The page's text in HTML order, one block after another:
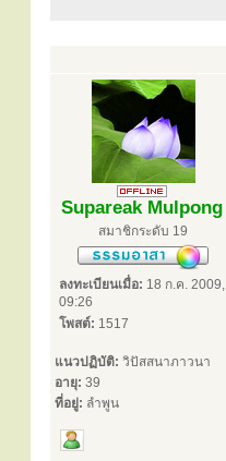
Supareak Mulpong
สมาชิกระดับ 19
ลงทะเบียนเมื่อ: 18 ก.ค. 2009,
09:26
โพสต์: 1517
แนวปฏิบัติ: วิปัสสนาภาวนา
อายุ: 39
ที่อยู่: ลำพูน